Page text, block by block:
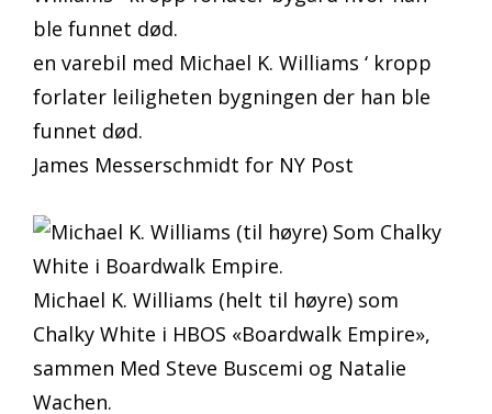
en varebil med Michael K. Williams ‘ kropp
forlater leiligheten bygningen der han ble
funnet død.
James Messerschmidt for NY Post
Michael K. Williams (helt til høyre) som
Chalky White i HBOS «Boardwalk Empire»,
sammen Med Steve Buscemi og Natalie
Wachen.